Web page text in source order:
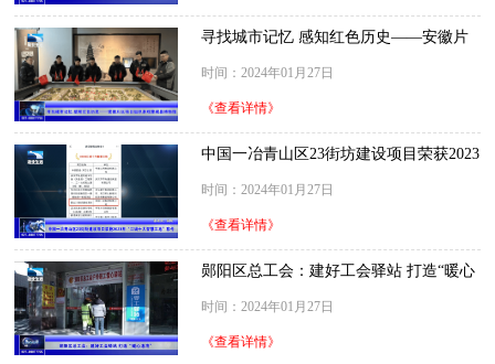
寻找城市记忆 感知红色历史——安徽片
时间：2024年01月27日
《查看详情》
中国一冶青山区23街坊建设项目荣获2023
时间：2024年01月27日
《查看详情》
郧阳区总工会：建好工会驿站 打造“暖心
时间：2024年01月27日
《查看详情》